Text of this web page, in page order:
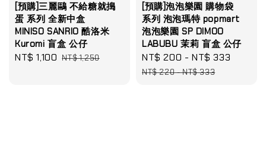
[預購]三麗鷗 不給糖就搗
蛋 系列 全新中盒
MINISO SANRIO 酷洛米
Kuromi 盲盒 公仔
Sale
NT$ 1,100 Regular
NT$ 1,250
[預購]泡泡樂園 購物袋
系列 泡泡瑪特 popmart
泡泡樂園 SP DIMOO
LABUBU 茉莉 盲盒 公仔
Sale
price
NT$ 200 -NT$ 333
NT$ 220-NT$ 333